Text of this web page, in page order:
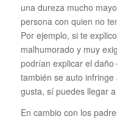
una dureza mucho
persona con quien no
Por ejemplo, si te
malhumorado y muy
podrían explicar el
también se auto
gusta, sí puedes llegar
En cambio con los